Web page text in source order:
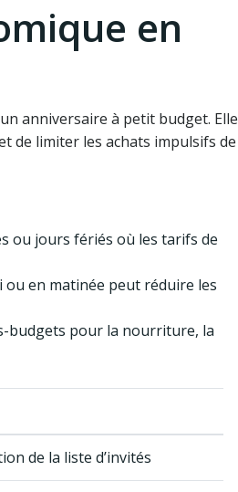
en
anniversaire à petit budget. Elle
de limiter les achats impulsifs de
ou jours fériés où les tarifs de
ou en matinée peut réduire les
budgets pour la nourriture, la
de la liste d’invités